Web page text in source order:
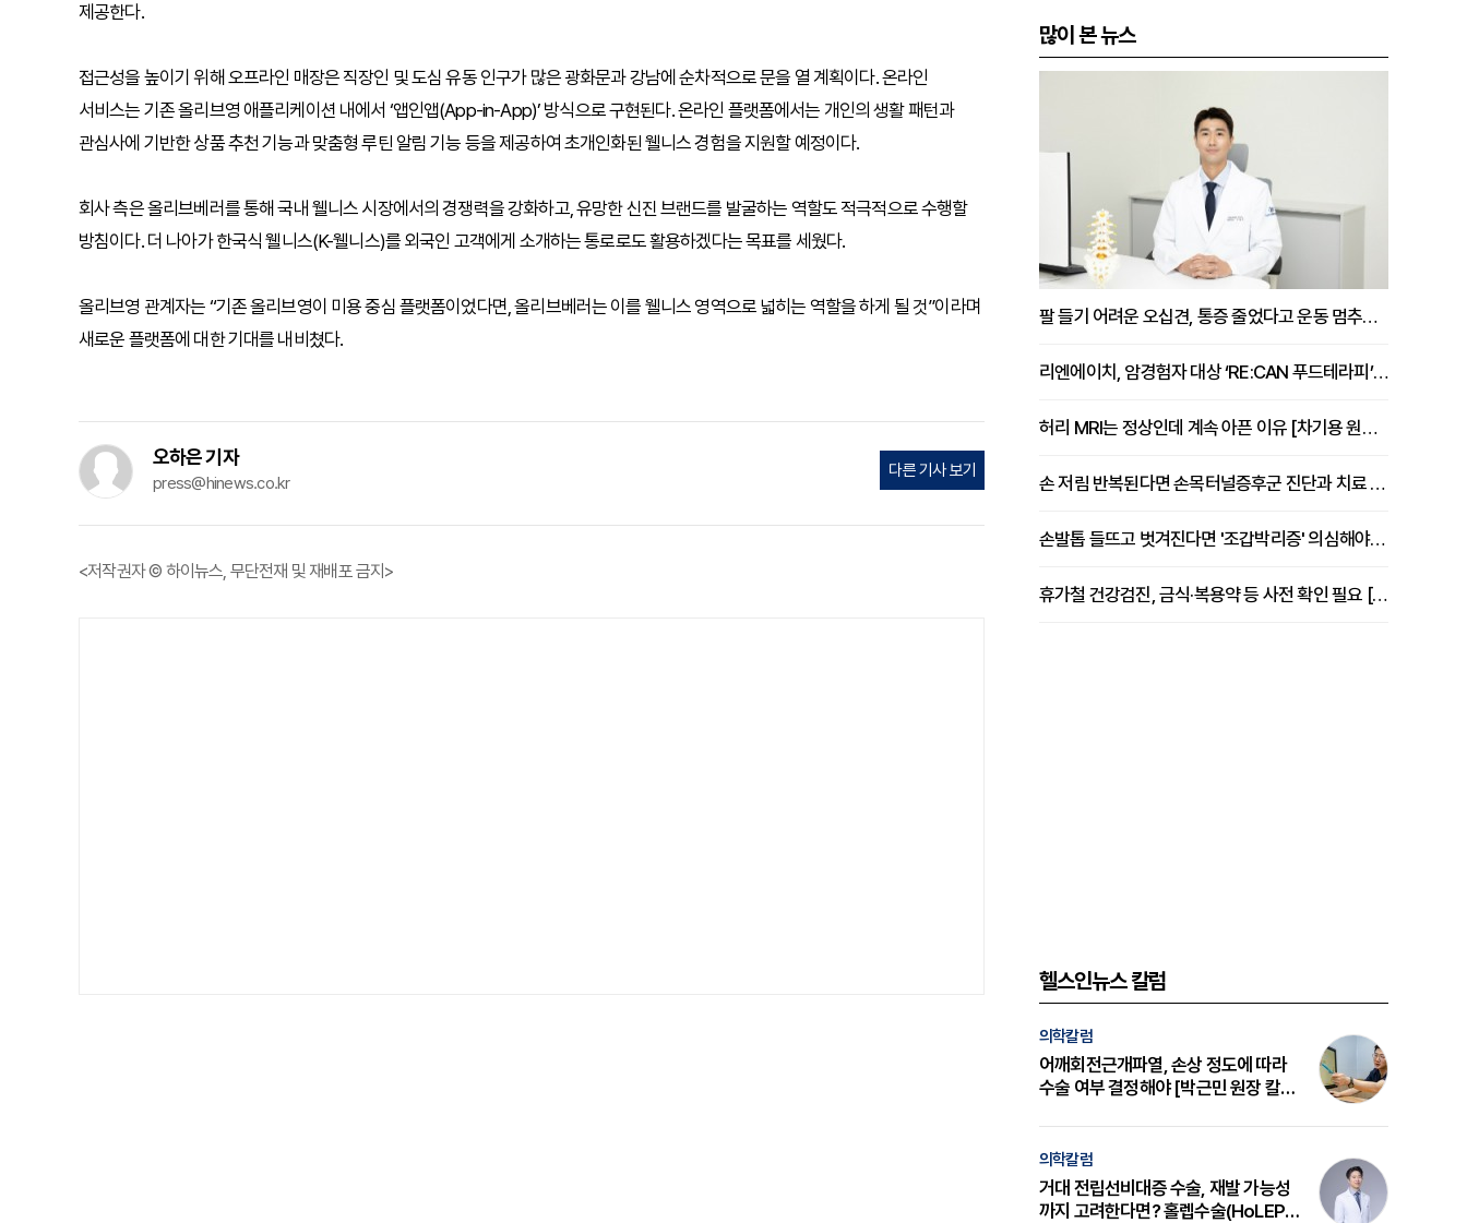
제공한다.
접근성을 높이기 위해 오프라인 매장은 직장인 및 도심 유동 인구가 많은 광화문과 강남에 순차적으로 문을 열 계획이다. 온라인
서비스는 기존 올리브영 애플리케이션 내에서 ‘앱인앱(App-in-App)’ 방식으로 구현된다. 온라인 플랫폼에서는 개인의 생활 패턴과
관심사에 기반한 상품 추천 기능과 맞춤형 루틴 알림 기능 등을 제공하여 초개인화된 웰니스 경험을 지원할 예정이다.
회사 측은 올리브베러를 통해 국내 웰니스 시장에서의 경쟁력을 강화하고, 유망한 신진 브랜드를 발굴하는 역할도 적극적으로 수행할
방침이다. 더 나아가 한국식 웰니스(K-웰니스)를 외국인 고객에게 소개하는 통로로도 활용하겠다는 목표를 세웠다.
올리브영 관계자는 “기존 올리브영이 미용 중심 플랫폼이었다면, 올리브베러는 이를 웰니스 영역으로 넓히는 역할을 하게 될 것”이라며
새로운 플랫폼에 대한 기대를 내비쳤다.
오하은 기자
press@hinews.co.kr
다른 기사 보기
<저작권자 © 하이뉴스, 무단전재 및 재배포 금지>
많이 본 뉴스
팔 들기 어려운 오십견, 통증 줄었다고 운동 멈추면 안 되는 이유 [이병욱 원장 칼럼]
리엔에이치, 암경험자 대상 ‘RE:CAN 푸드테라피’ 운영
허리 MRI는 정상인데 계속 아픈 이유 [차기용 원장 칼럼]
손 저림 반복된다면 손목터널증후군 진단과 치료 시기 살펴야 [김동현 원장 칼럼]
손발톱 들뜨고 벗겨진다면 '조갑박리증' 의심해야 [김철윤 원장 칼럼]
휴가철 건강검진, 금식·복용약 등 사전 확인 필요 [정도감 원장 칼럼]
헬스인뉴스 칼럼
의학칼럼
어깨회전근개파열, 손상 정도에 따라
수술 여부 결정해야 [박근민 원장 칼
의학칼럼
거대 전립선비대증 수술, 재발 가능성
까지 고려한다면? 홀렙수술(HoLEP)